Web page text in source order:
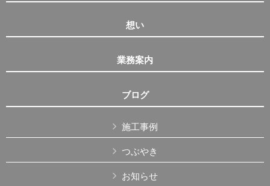
想い
業務案内
ブログ
施工事例
つぶやき
お知らせ